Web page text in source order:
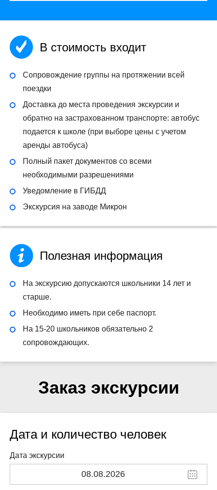
В стоимость входит
Сопровождение группы на протяжении всей
поездки
Доставка до места проведения экскурсии и
обратно на застрахованном транспорте: автобус
подается к школе (при выборе цены с учетом
аренды автобуса)
Полный пакет документов со всеми
необходимыми разрешениями
Уведомление в ГИБДД
Экскурсия на заводе Микрон
Полезная информация
На экскурсию допускаются школьники 14 лет и
старше.
Необходимо иметь при себе паспорт.
На 15-20 школьников обязательно 2
сопровождающих.
Заказ экскурсии
Дата и количество человек
Дата экскурсии